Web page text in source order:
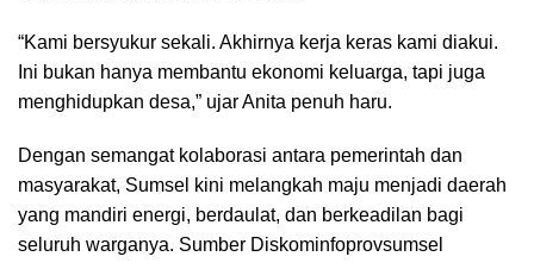
“Kami bersyukur sekali. Akhirnya kerja keras kami diakui.
Ini bukan hanya membantu ekonomi keluarga, tapi juga
menghidupkan desa,” ujar Anita penuh haru.
Dengan semangat kolaborasi antara pemerintah dan
masyarakat, Sumsel kini melangkah maju menjadi daerah
yang mandiri energi, berdaulat, dan berkeadilan bagi
seluruh warganya. Sumber Diskominfoprovsumsel